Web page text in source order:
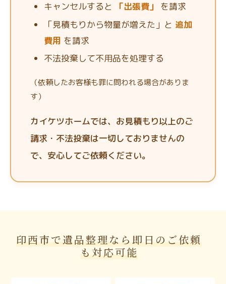
キャンセルすると 「出張費」
を請求
「見積もりから物量が増えた」と 追加
費用 を請求
不法投棄して不用品を処理する
（依頼したお客様も罪に問われる場合がありま
す）
カイケツホームでは、お見積もり以上のご
請求・不法投棄は一切しておりませんの
で、安心してご依頼ください。
印西市で遺品整理なら即日のご依頼
も対応可能